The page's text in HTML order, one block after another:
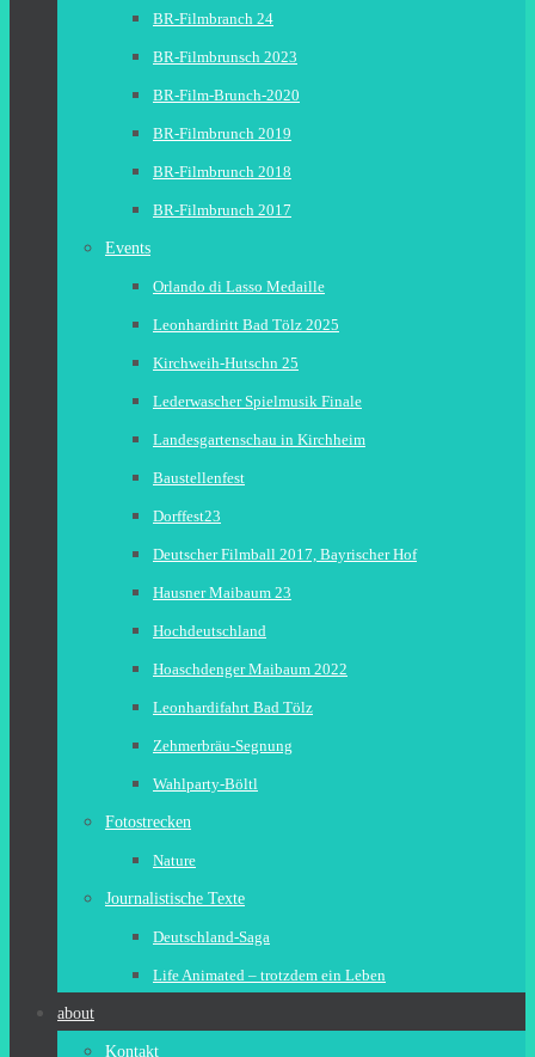
BR-Filmbranch 24
BR-Filmbrunsch 2023
BR-Film-Brunch-2020
BR-Filmbrunch 2019
BR-Filmbrunch 2018
BR-Filmbrunch 2017
Events
Orlando di Lasso Medaille
Leonhardiritt Bad Tölz 2025
Kirchweih-Hutschn 25
Lederwascher Spielmusik Finale
Landesgartenschau in Kirchheim
Baustellenfest
Dorffest23
Deutscher Filmball 2017, Bayrischer Hof
Hausner Maibaum 23
Hochdeutschland
Hoaschdenger Maibaum 2022
Leonhardifahrt Bad Tölz
Zehmerbräu-Segnung
Wahlparty-Böltl
Fotostrecken
Nature
Journalistische Texte
Deutschland-Saga
Life Animated – trotzdem ein Leben
about
Kontakt